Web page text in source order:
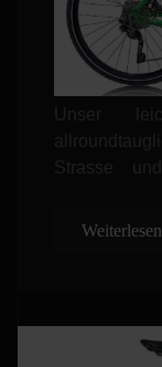
Unser
Strasse